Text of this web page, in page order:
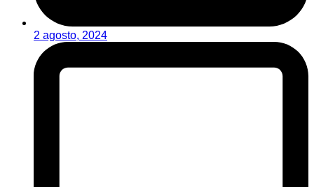
2 agosto, 2024